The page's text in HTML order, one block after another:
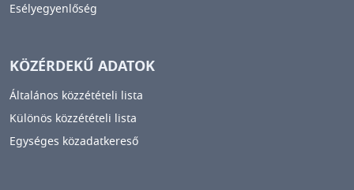
Esélyegyenlőség
KÖZÉRDEKŰ ADATOK
Általános közzétételi lista
Különös közzétételi lista
Egységes közadatkereső